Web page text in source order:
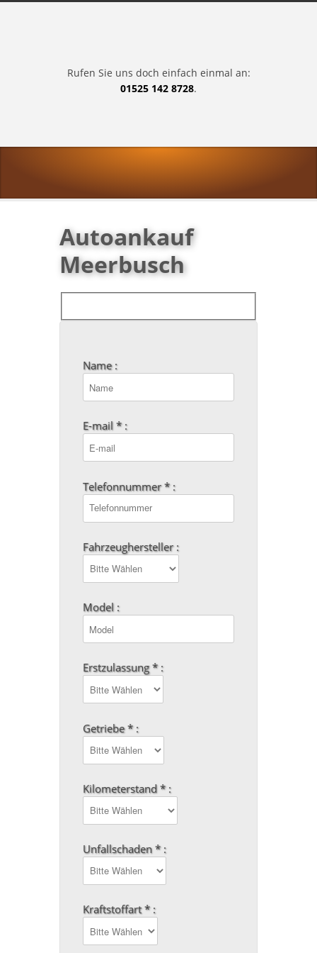
Rufen Sie uns doch einfach einmal an:
01525 142 8728.
Autoankauf
Meerbusch
Name :
E-mail * :
Telefonnummer * :
Fahrzeughersteller :
Model :
Erstzulassung * :
Getriebe * :
Kilometerstand * :
Unfallschaden * :
Kraftstoffart * :